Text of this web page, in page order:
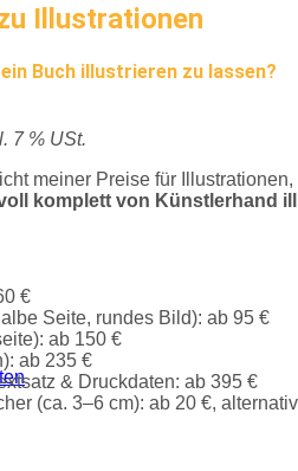
Illustrationen
Buch illustrieren zu lassen?
7 % USt.
meiner Preise für
komplett von Künstlerhand
€
Seite, rundes Bild): ab 95 €
ab 150 €
ab 235 €
& Druckdaten: ab 395 €
(ca. 3–6 cm): ab 20 €,